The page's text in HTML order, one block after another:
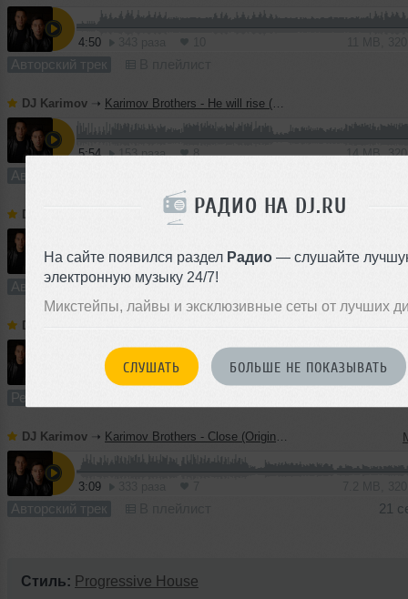
РАДИО НА DJ.RU
На сайте появился раздел Радио — слушайте
электронную музыку 24/7!
Микстейпы, лайвы и эксклюзивные сеты от лучших
СЛУШАТЬ БОЛЬШЕ НЕ ПОКАЗЫВАТЬ
4:50
Авторский трек
DJ Karimov ➝ Karimov Brothers - He will rise (Original Mix)
5:54 153 раза 8 14 MB,
Авторский трек
DJ Karimov Karimov Brothers - Let Me Fall (Original Mix)
3:43 439 раз 9 8.5 MB,
Авторский трек В плейлист (в 1 плейлисте)
DJ Karimov
462 раза 12 13 MB,
Ремикс
DJ Karimov ➝ Karimov Brothers - Close (Original Mix)
3:09
Авторский трек 21
Стиль: Progressive House